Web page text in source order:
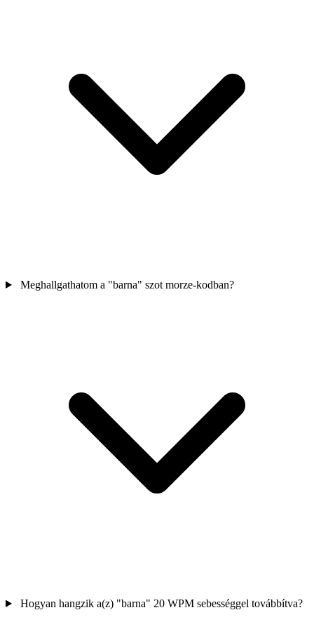
Meghallgathatom a "barna" szot morze-kodban?
Hogyan hangzik a(z) "barna" 20 WPM sebességgel továbbítva?